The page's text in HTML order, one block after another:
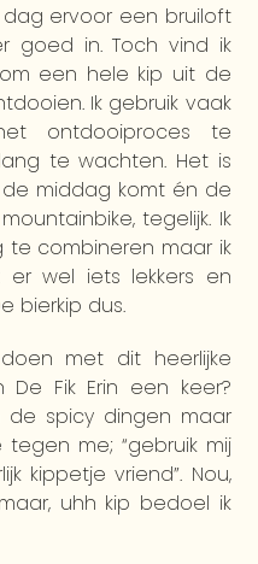
ervoor een bruiloft
goed in. Toch vind ik
een hele kip uit de
Ik gebruik vaak
ontdooiproces te
te wachten. Het is
middag komt én de
tegelijk. Ik
te combineren maar ik
wel iets lekkers en
bierkip dus.
met dit heerlijke
Fik Erin een keer?
de spicy dingen maar
me; “gebruik mij
kippetje vriend”. Nou,
uhh kip bedoel ik